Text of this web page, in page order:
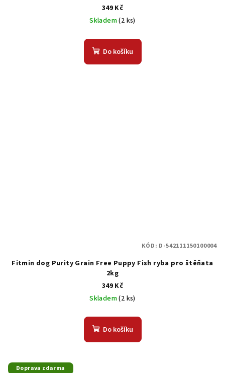
349 Kč
Skladem(2 ks)
Do košíku
Fitmin dog Purity Grain Free Puppy Fish ryba pro štěňata
2kg
349 Kč
Skladem(2 ks)
Do košíku
KÓD: D-542111150100004
Doprava zdarma